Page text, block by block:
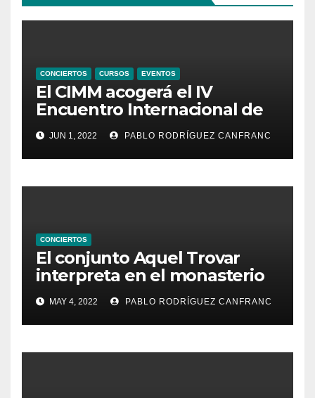
CONCIERTOS CURSOS EVENTOS
El CIMM acogerá el IV
Encuentro Internacional de
Ministriles
JUN 1, 2022 PABLO RODRÍGUEZ CANFRANC
CONCIERTOS
El conjunto Aquel Trovar
interpreta en el monasterio
de Santa María de la
Valldigna las cantigas de
Alfonso X el Sabio
MAY 4, 2022 PABLO RODRÍGUEZ CANFRANC